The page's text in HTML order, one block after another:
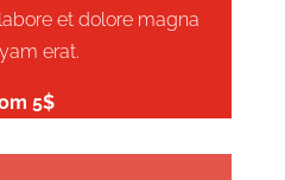
et dolore magna
erat.
5$